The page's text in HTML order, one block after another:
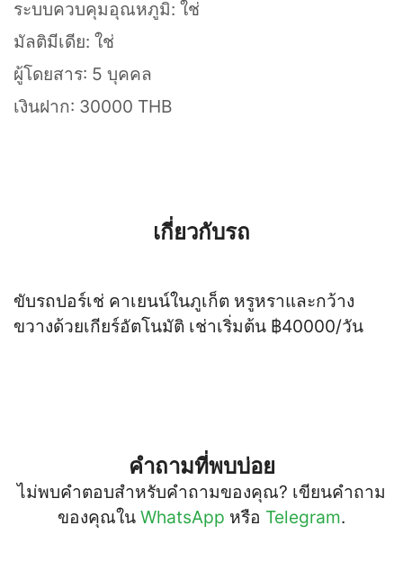
ระบบควบคุมอุณหภูมิ: ใช่
มัลติมีเดีย: ใช่
ผู้โดยสาร: 5 บุคคล
เงินฝาก: 30000 THB
เกี่ยวกับรถ
ขับรถปอร์เช่ คาเยนน์ในภูเก็ต หรูหราและกว้าง
ขวางด้วยเกียร์อัตโนมัติ เช่าเริ่มต้น ฿40000/วัน
คำถามที่พบบ่อย
ไม่พบคำตอบสำหรับคำถามของคุณ? เขียนคำถาม
ของคุณใน WhatsApp หรือ Telegram.